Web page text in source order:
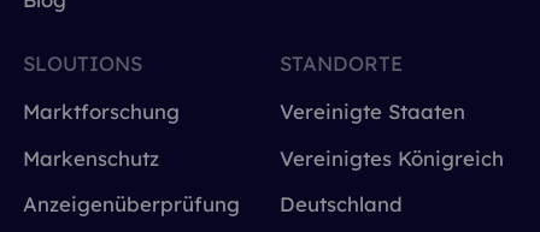
SLOUTIONS
Marktforschung
Markenschutz
Anzeigenüberprüfung
STANDORTE
Vereinigte Staaten
Vereinigtes Königreich
Deutschland